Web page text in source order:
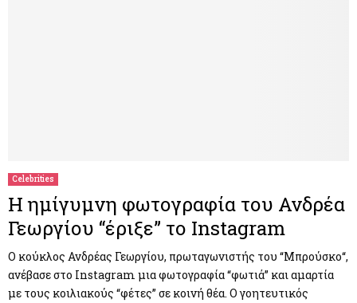
Celebrities
Η ημίγυμνη φωτογραφία του Ανδρέα
Γεωργίου “έριξε” το Instagram
Ο κούκλος Ανδρέας Γεωργίου, πρωταγωνιστής του “Μπρούσκο“,
ανέβασε στο Instagram μια φωτογραφία “φωτιά” και αμαρτία
με τους κοιλιακούς “φέτες” σε κοινή θέα. Ο γοητευτικός